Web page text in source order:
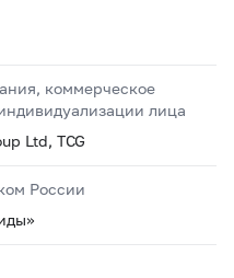
коммерческое
лица
Ltd, TCG
России